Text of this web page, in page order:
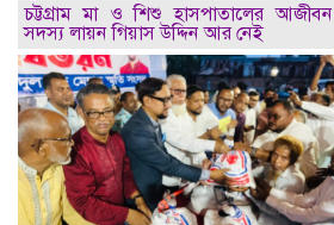
চট্টগ্রাম মা ও শিশু হাসপাতালের আজীবন
সদস্য লায়ন গিয়াস উদ্দিন আর নেই